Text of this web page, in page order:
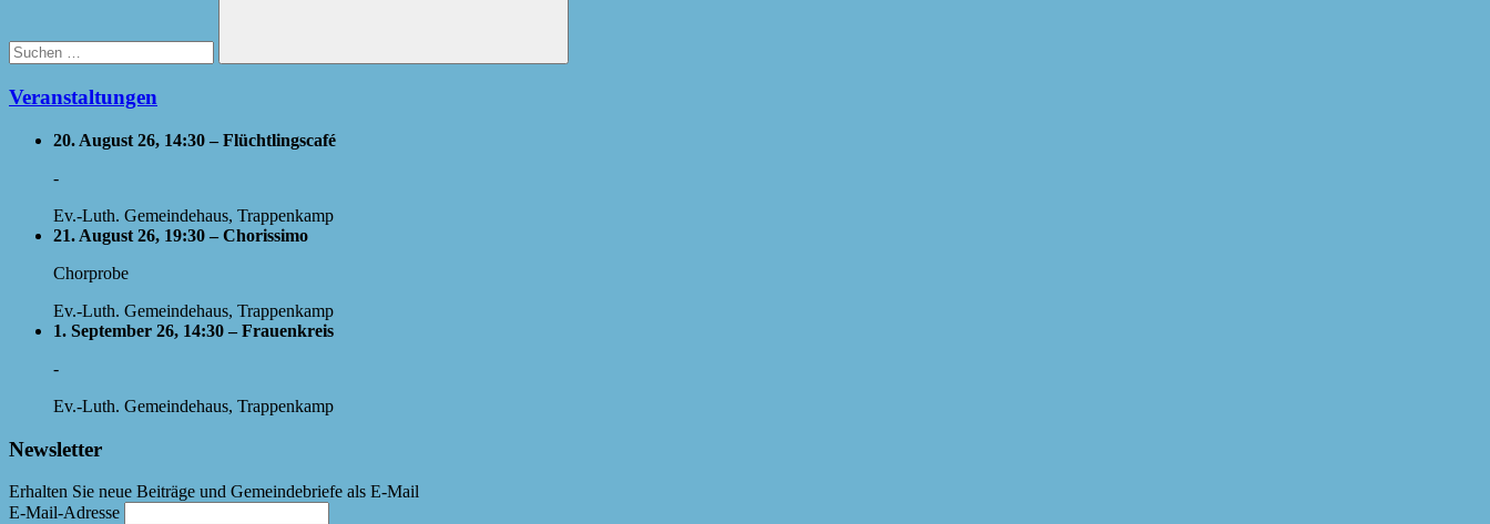
Suchen
Veranstaltungen
20. August 26, 14:30 – Flüchtlingscafé
-
Ev.-Luth. Gemeindehaus, Trappenkamp
21. August 26, 19:30 – Chorissimo
Chorprobe
Ev.-Luth. Gemeindehaus, Trappenkamp
1. September 26, 14:30 – Frauenkreis
-
Ev.-Luth. Gemeindehaus, Trappenkamp
Newsletter
Erhalten Sie neue Beiträge und Gemeindebriefe als E-Mail
E-Mail-Adresse